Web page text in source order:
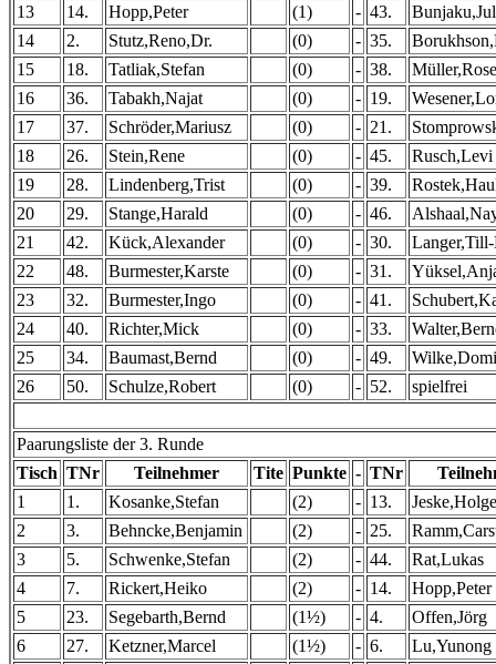
13
14. Hopp,Peter (1) - 43.
14
2. Stutz,Reno,Dr. (0) - 35.
15
18. Tatliak,Stefan (0) - 38.
16
36. Tabakh,Najat (0) - 19.
17
37. Schröder,Mariusz (0) - 21.
18
26. Stein,Rene (0) - 45.
19
28. Lindenberg,Trist (0) - 39.
20
29. Stange,Harald (0) - 46.
21
42. Kück,Alexander (0) - 30.
Langer,Till-
22
48. Burmester,Karste (0) - 31.
23
32. Burmester,Ingo (0) - 41.
24
40. Richter,Mick (0) - 33.
25
34. Baumast,Bernd (0) - 49.
26
50. Schulze,Robert (0) - 52. spielfrei
Paarungsliste der 3. Runde
Tisch TNr Teilnehmer Tite Punkte - TNr
1
1. Kosanke,Stefan (2) - 13.
2
3. Behncke,Benjamin (2) - 25.
3
5. Schwenke,Stefan (2) - 44.
Rat,Lukas
4
7. Rickert,Heiko (2) - 14.
Hopp,Peter
5
23. Segebarth,Bernd (1½) - 4.
Offen,Jörg
6
27. Ketzner,Marcel (1½) - 6.
Lu,Yunong